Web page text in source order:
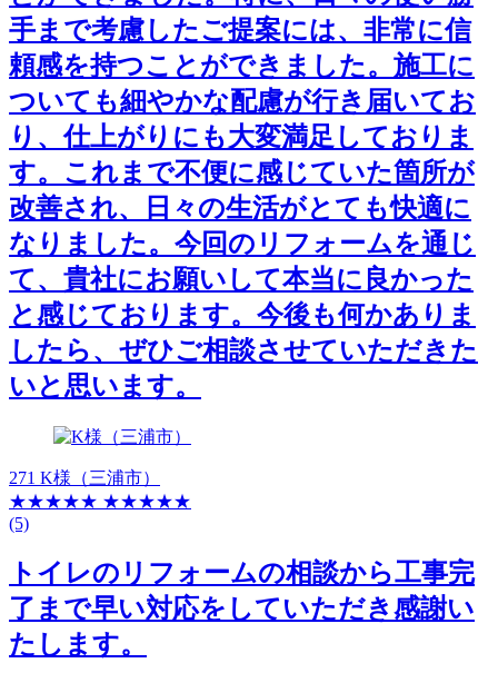
手まで考慮したご提案には、非常に信
頼感を持つことができました。施工に
ついても細やかな配慮が行き届いてお
り、仕上がりにも大変満足しておりま
す。これまで不便に感じていた箇所が
改善され、日々の生活がとても快適に
なりました。今回のリフォームを通じ
て、貴社にお願いして本当に良かった
と感じております。今後も何かありま
したら、ぜひご相談させていただきた
いと思います。
271 K様（三浦市）
★★★★★ ★★★★★
(5)
トイレのリフォームの相談から工事完
了まで早い対応をしていただき感謝い
たします。